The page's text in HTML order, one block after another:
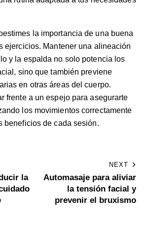
la importancia de una buena
ejercicios. Mantener una alineación
y la espalda no solo potencia los
sino que también previene
en otras áreas del cuerpo.
frente a un espejo para asegurarte
los movimientos correctamente
beneficios de cada sesión.
la
NEXT
Automasaje para aliviar
la tensión facial y
prevenir el bruxismo